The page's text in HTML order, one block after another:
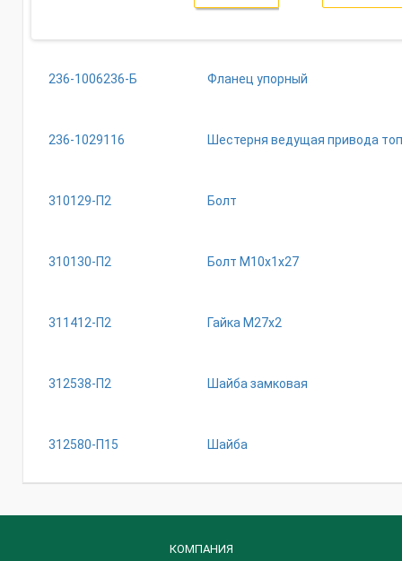
236-1006236-Б Фланец упорный
236-1029116 Шестерня ведущая привода
310129-П2 Болт
310130-П2 Болт М10х1х27
311412-П2 Гайка М27х2
312538-П2 Шайба замковая
312580-П15 Шайба
КОМПАНИЯ